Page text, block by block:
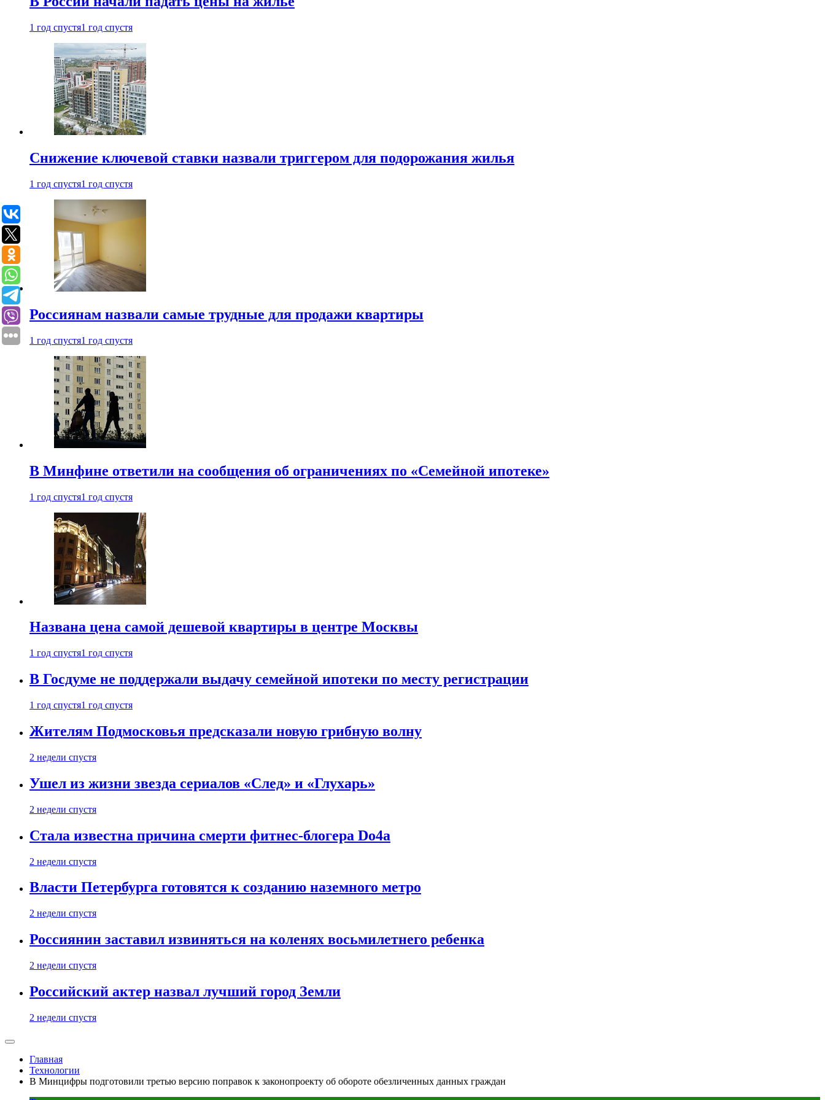
1 год спустя1 год спустя
Снижение ключевой ставки назвали триггером для подорожания жилья
1 год спустя1 год спустя
Россиянам назвали самые трудные для продажи квартиры
1 год спустя1 год спустя
В Минфине ответили на сообщения об ограничениях по «Семейной ипотеке»
1 год спустя1 год спустя
Названа цена самой дешевой квартиры в центре Москвы
1 год спустя1 год спустя
В Госдуме не поддержали выдачу семейной ипотеки по месту регистрации
1 год спустя1 год спустя
Жителям Подмосковья предсказали новую грибную волну
2 недели спустя
Ушел из жизни звезда сериалов «След» и «Глухарь»
2 недели спустя
Стала известна причина смерти фитнес-блогера Do4а
2 недели спустя
Власти Петербурга готовятся к созданию наземного метро
2 недели спустя
Россиянин заставил извиняться на коленях восьмилетнего ребенка
2 недели спустя
Российский актер назвал лучший город Земли
2 недели спустя
Главная
Технологии
В Минцифры подготовили третью версию поправок к законопроекту об обороте обезличенных данных граждан